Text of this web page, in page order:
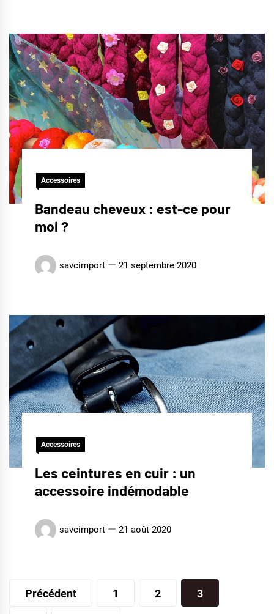
Accessoires
Bandeau cheveux : est-ce pour
moi ?
savcimport 21 septembre 2020
Accessoires
Les ceintures en cuir : un
accessoire indémodable
savcimport 21 août 2020
Pagination
Précédent 1 2 3